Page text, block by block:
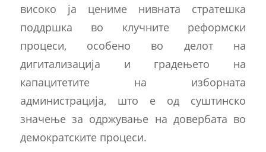
високо ја цениме нивната стратешка
поддршка во клучните реформски
процеси, особено во делот на
дигитализација и градењето на
капацитетите на изборната
администрација, што е од суштинско
значење за одржување на довербата во
демократските процеси.